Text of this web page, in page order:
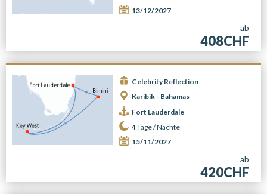
13/12/2027
ab
408CHF
Celebrity Reflection
Karibik - Bahamas
Fort Lauderdale
4Tage /Nächte
15/11/2027
ab
420CHF